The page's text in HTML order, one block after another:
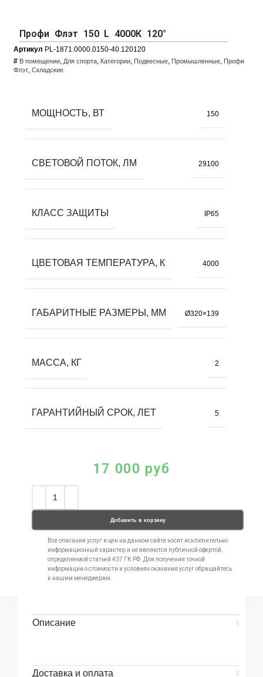
Профи Флэт 150 L 4000К 120°
Артикул PL-1871.0000.0150-40.120120
# В помещении, Для спорта, Категории, Подвесные, Промышленные, Профи
Флэт, Складские
МОЩНОСТЬ, ВТ 150
СВЕТОВОЙ ПОТОК, ЛМ 29100
КЛАСС ЗАЩИТЫ IP65
ЦВЕТОВАЯ ТЕМПЕРАТУРА, К 4000
ГАБАРИТНЫЕ РАЗМЕРЫ, ММ Ø320×139
МАССА, КГ 2
ГАРАНТИЙНЫЙ СРОК, ЛЕТ 5
17 000 руб
Добавить в корзину
Все описания услуг и цен на данном сайте носят исключительно
информационный характер и не являются публичной офертой,
определяемой статьей 437 ГК РФ. Для получения точной
информации о стоимости и условиях оказания услуг обращайтесь
к нашим менеджерам.
Описание
Доставка и оплата